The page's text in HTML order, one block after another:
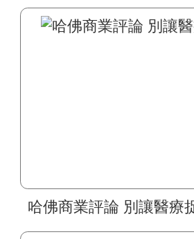
哈佛商業評論 別讓醫療